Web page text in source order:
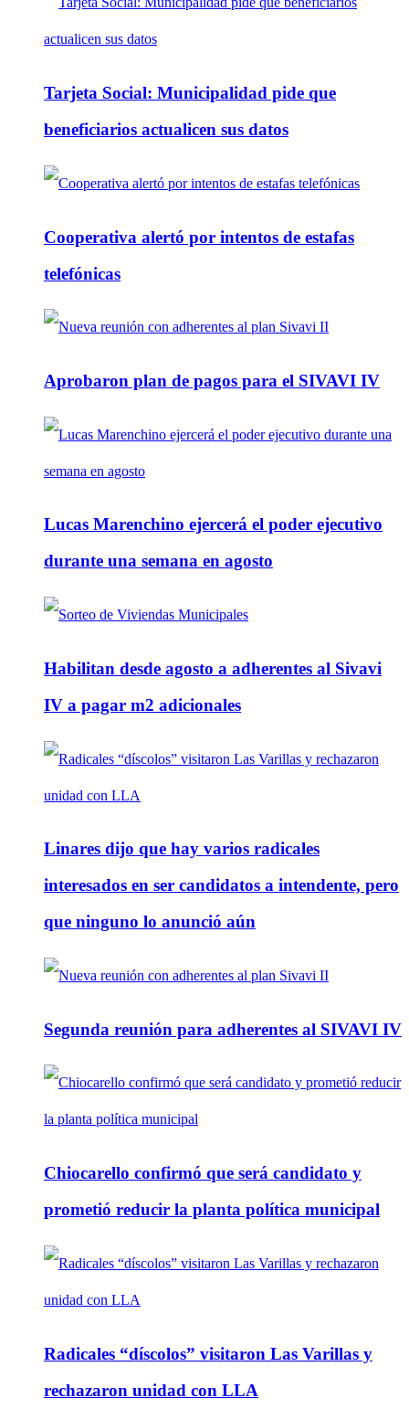
Tarjeta Social: Municipalidad pide que
beneficiarios actualicen sus datos
Cooperativa alertó por intentos de estafas
telefónicas
Aprobaron plan de pagos para el SIVAVI IV
Lucas Marenchino ejercerá el poder ejecutivo
durante una semana en agosto
Habilitan desde agosto a adherentes al Sivavi
IV a pagar m2 adicionales
Linares dijo que hay varios radicales
interesados en ser candidatos a intendente, pero
que ninguno lo anunció aún
Segunda reunión para adherentes al SIVAVI IV
Chiocarello confirmó que será candidato y
prometió reducir la planta política municipal
Radicales “díscolos” visitaron Las Varillas y
rechazaron unidad con LLA